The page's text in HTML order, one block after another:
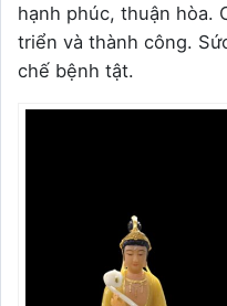
hạnh phúc, thuận hòa.
triển và thành công.
chế bệnh tật.